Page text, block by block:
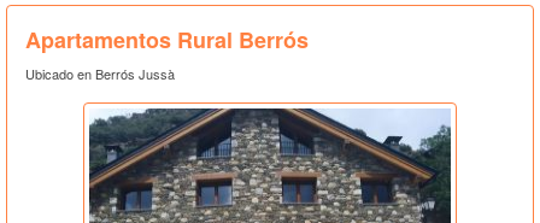
Apartamentos Rural Berrós
Ubicado en Berrós Jussà